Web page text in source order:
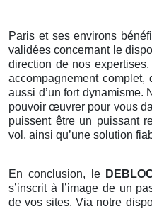
Paris et ses environs
validées concernant le
direction de nos
accompagnement complet,
aussi d’un fort dynamisme.
pouvoir œuvrer pour vous
puissent être un puissant
vol, ainsi qu’une solution
En conclusion, le
s’inscrit à l’image de un
de vos sites. Via notre